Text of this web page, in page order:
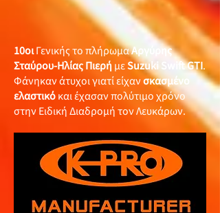
10οιΓενικής το πλήρωμαΑργύρης
Σταύρου-Ηλίας Πιερή μεSuzuki Swift GTI.
Φάνηκαν άτυχοι γιατί είχανσκασμένο
ελαστικόκαι έχασαν πολύτιμο χρόνο
στην Ειδική Διαδρομή τον Λευκάρων.